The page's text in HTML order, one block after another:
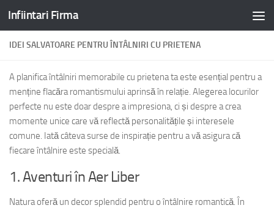
Skip to content
Infiintari Firma
IDEI SALVATOARE PENTRU ÎNTÂLNIRI CU PRIETENA
A planifica întâlniri memorabile cu prietena ta este esențial pentru a
menține flacăra romantismului aprinsă în relație. Alegerea locurilor
perfecte nu este doar despre a impresiona, ci și despre a crea
momente unice care vă reflectă personalitățile și interesele
comune. Iată câteva surse de inspirație pentru a vă asigura că
fiecare întâlnire este specială.
1. Aventuri în Aer Liber
Natura oferă un decor splendid pentru o întâlnire romantică. În